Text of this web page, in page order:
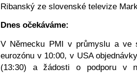
Ribanský ze slovenské televize
Dnes očekáváme:
V Německu PMI v průmyslu a ve
eurozónu v 10:00, v USA
(13:30) a žádosti o podporu v